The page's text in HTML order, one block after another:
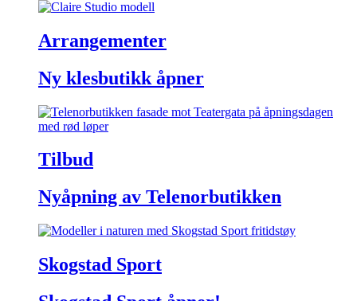
Arrangementer
Ny klesbutikk åpner
Tilbud
Nyåpning av Telenorbutikken
Skogstad Sport